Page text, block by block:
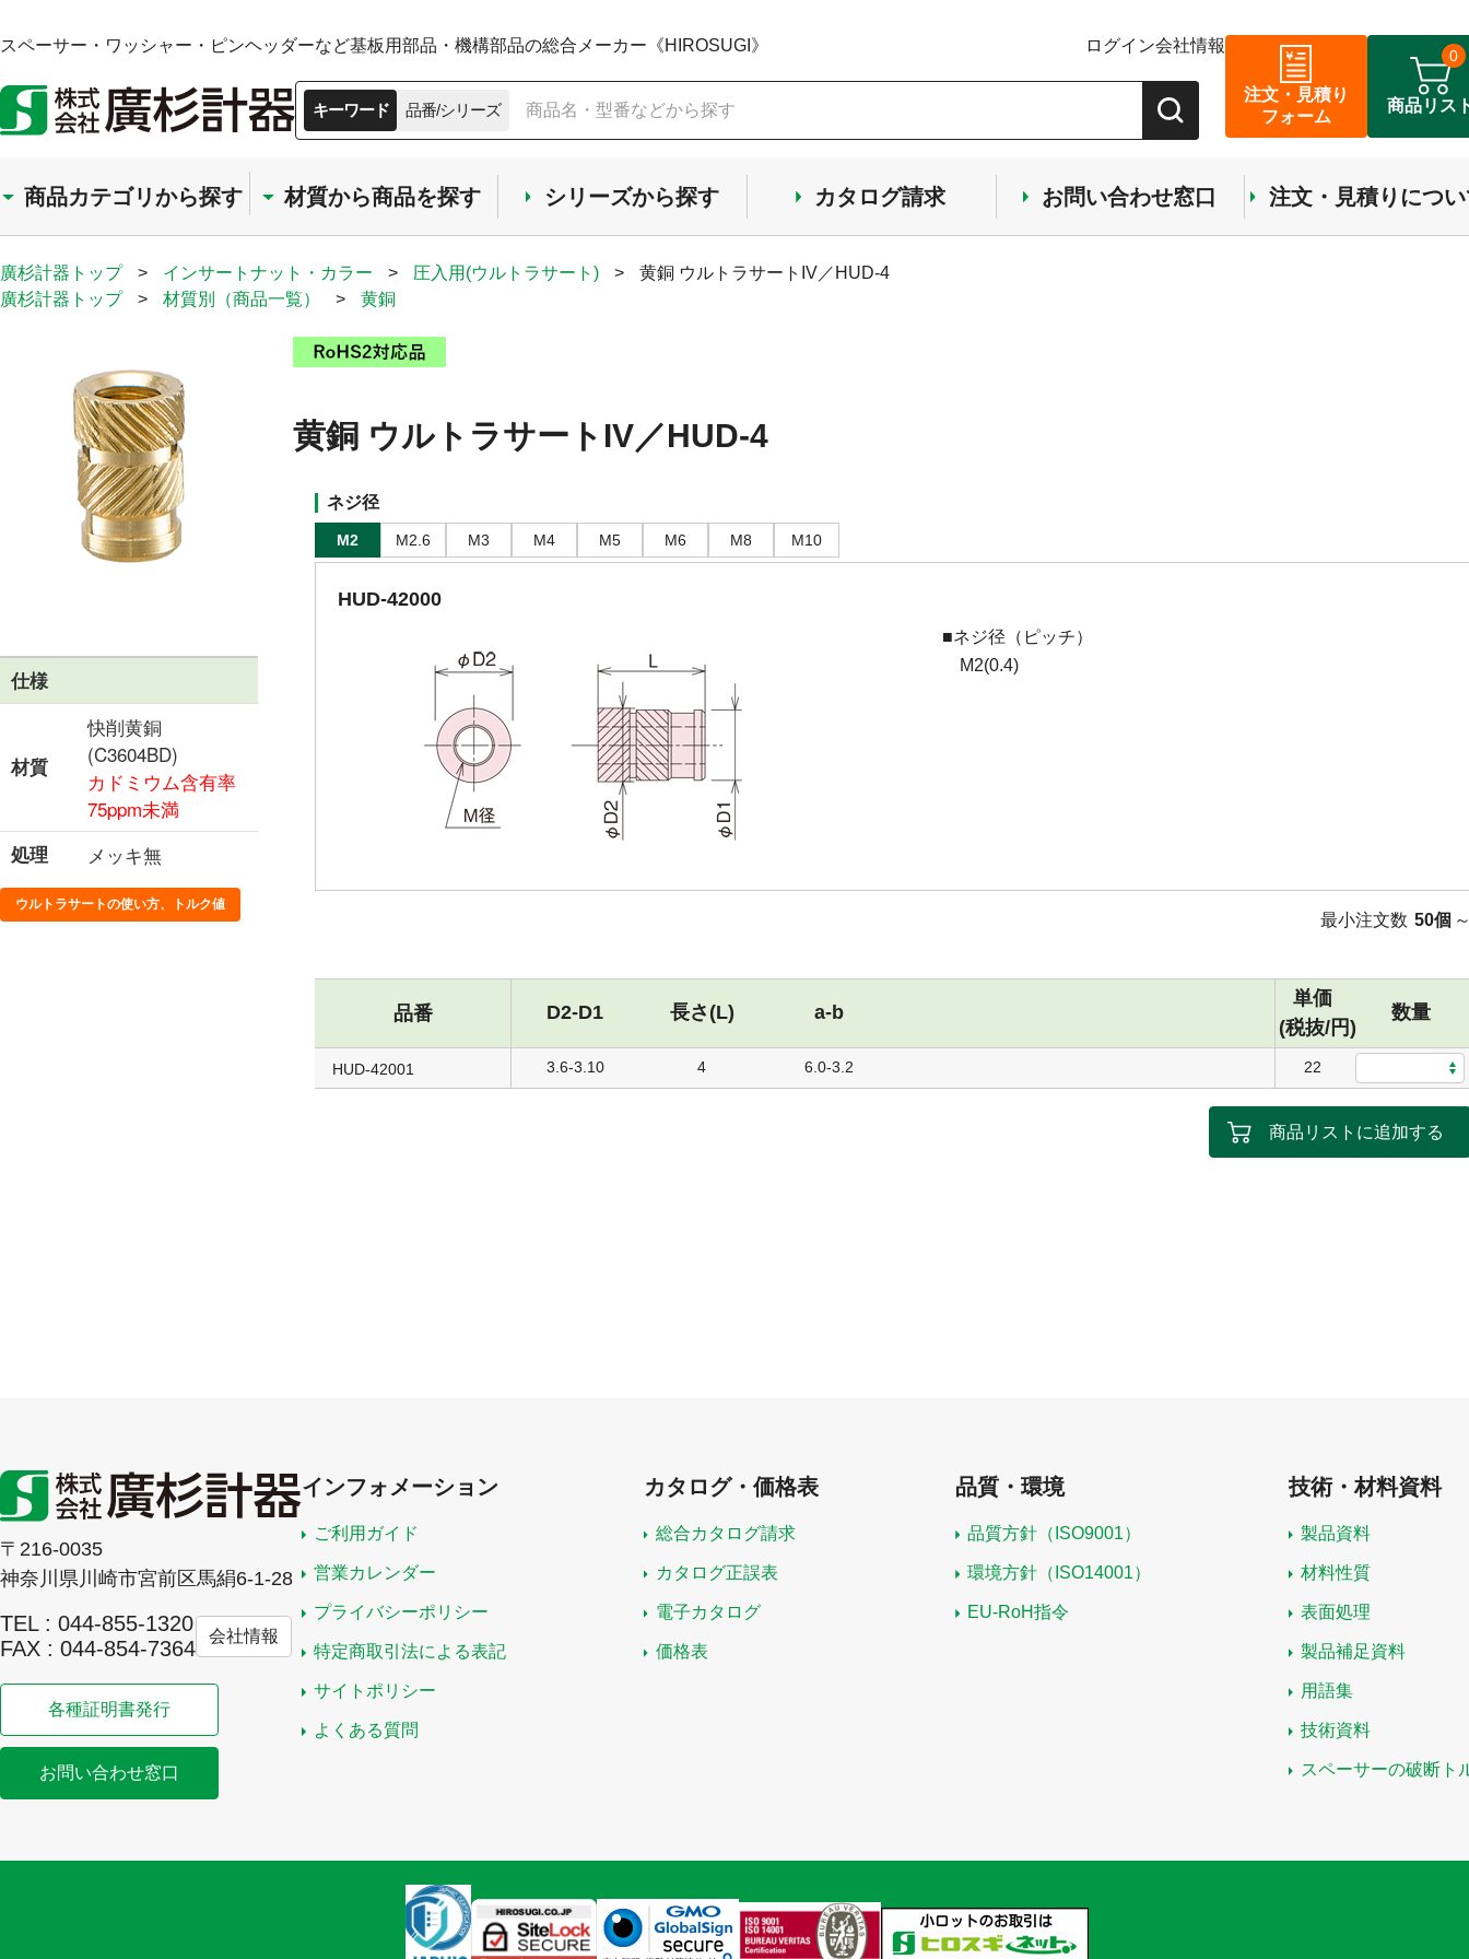
スペーサー・ワッシャー・ピンヘッダーなど基板用部品・機構部品の総合メーカー《HIROSUGI》 ログイン会社情報
キーワード 品番/シリーズ
注文・見積り
フォーム
商品リス
0
商品カテゴリから探す 材質から商品を探す シリーズから探す カタログ請求 お問い合わせ窓口 注文・見積りにつ
廣杉計器トップ > インサートナット・カラー > 圧入用(ウルトラサート) >
黄銅 ウルトラサートIV／HUD-4
廣杉計器トップ
> 材質別（商品一覧） > 黄銅
仕様
材質
快削黄銅
(C3604BD)
カドミウム含有率
75ppm未満
処理 メッキ無
ウルトラサートの使い方、トルク値
黄銅 ウルトラサートIV／HUD-4
ネジ径
M2 M2.6 M3 M4 M5 M6 M8 M10
HUD-42000
■ネジ径（ピッチ）
M2(0.4)
最小注文数 50個
品番 D2-D1 長さ(L) a-b
単価
(税抜/円)
数量
HUD-42001 3.6-3.10 4 6.0-3.2 22
商品リストに追加する
〒216-0035
神奈川県川崎市宮前区馬絹6-1-28
TEL : 044-855-1320
FAX : 044-854-7364
会社情報
各種証明書発行
お問い合わせ窓口
インフォメーション
ご利用ガイド
営業カレンダー
プライバシーポリシー
特定商取引法による表記
サイトポリシー
よくある質問
カタログ・価格表
総合カタログ請求
カタログ正誤表
電子カタログ
価格表
品質・環境
品質方針（ISO9001）
環境方針（ISO14001）
EU-RoH指令
技術・材料資料
製品資料
材料性質
表面処理
製品補足資料
用語集
技術資料
スペーサーの破断ト